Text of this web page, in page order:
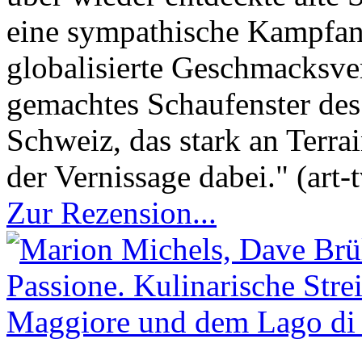
eine sympathische
globalisierte
gemachtes Schaufenster
Schweiz, das stark an
der Vernissage dabei." (art-
Zur Rezension...